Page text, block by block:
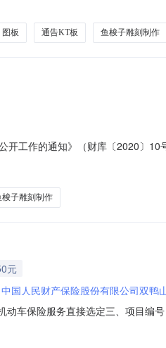
个；图板彩印KT板60采购数量
图板 通告KT板 鱼梭子雕刻制作
工作的通知》（财库〔2020〕
板60采购数量：1批主要功能或目
梭子雕刻制作
元
中国人民财产保险股份有限公司双鸭
车保险服务直接选定三、项目编
16646919889六、合同主要信息